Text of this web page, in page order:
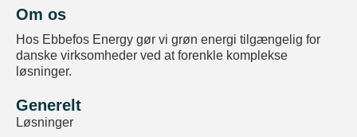
Om os
Hos Ebbefos Energy gør vi grøn energi tilgængelig for
danske virksomheder ved at forenkle komplekse
løsninger.
Generelt
Løsninger